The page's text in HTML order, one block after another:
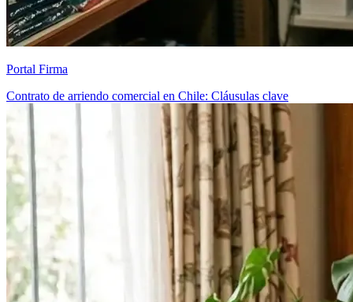
Portal Firma
Contrato de arriendo comercial en Chile: Cláusulas clave